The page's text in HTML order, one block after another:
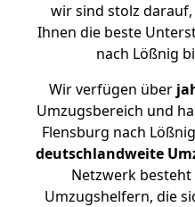
wir sind stolz
Ihnen die beste
nach Lößnig
Wir verfügen über
Umzugsbereich und
Flensburg nach
deutschlandweite
Netzwerk
Umzugshelfern, die